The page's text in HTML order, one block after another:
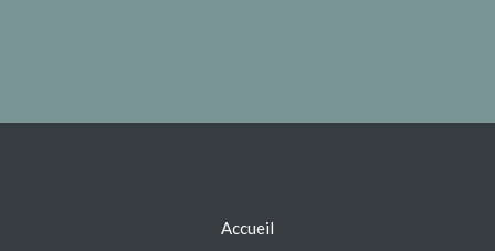
Accueil